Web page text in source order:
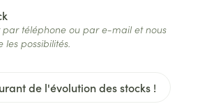
de l'évolution des stocks !
par téléphone ou par e-mail et nous
possibilités.